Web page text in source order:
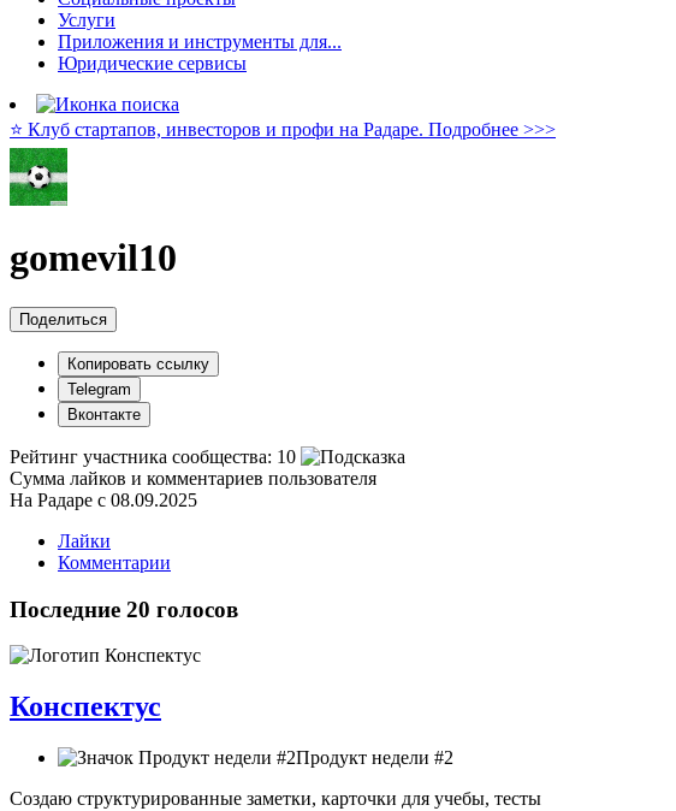
Услуги
Приложения и инструменты для...
Юридические сервисы
⭐️ Клуб стартапов, инвесторов и профи на Радаре. Подробнее >>>
gomevil10
Поделиться
Копировать ссылку
Telegram
Вконтакте
Рейтинг участника сообщества: 10
Сумма лайков и комментариев пользователя
На Радаре с 08.09.2025
Лайки
Комментарии
Последние 20 голосов
Конспектус
Продукт недели #2
Создаю структурированные заметки, карточки для учебы, тесты